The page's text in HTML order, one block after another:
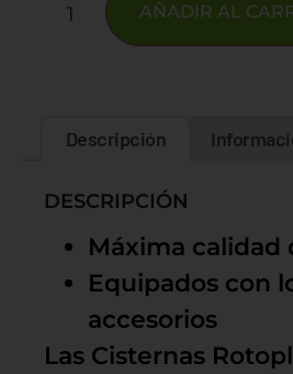
AÑADIR AL
Descripción
DESCRIPCIÓN
Máxima calidad
Equipados con
accesorios
Las Cisternas